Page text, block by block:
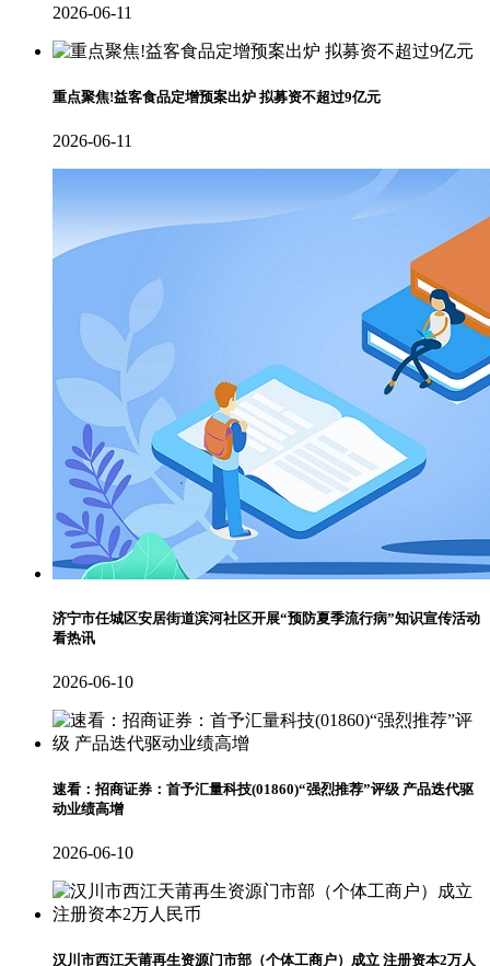
2026-06-11
重点聚焦!益客食品定增预案出炉 拟募资不超过9亿元
2026-06-11
济宁市任城区安居街道滨河社区开展“预防夏季流行病”知识宣传活动
看热讯
2026-06-10
速看：招商证券：首予汇量科技(01860)“强烈推荐”评级 产品迭代驱
动业绩高增
2026-06-10
汉川市西江天莆再生资源门市部（个体工商户）成立 注册资本2万人